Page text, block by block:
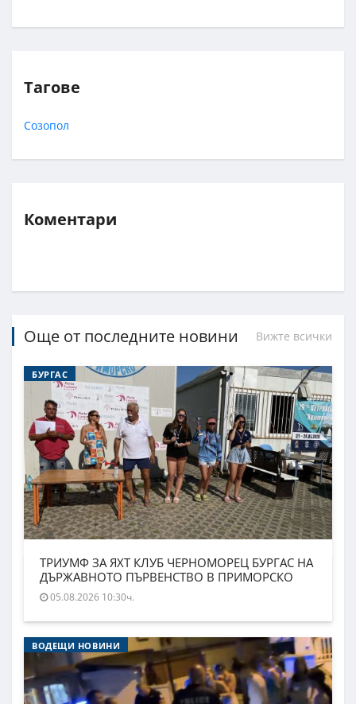
Тагове
Созопол
Коментари
Още от последните новини Вижте всички
БУРГАС
ТРИУМФ ЗА ЯХТ КЛУБ ЧЕРНОМОРЕЦ БУРГАС НА
ДЪРЖАВНОТО ПЪРВЕНСТВО В ПРИМОРСКО
05.08.2026 10:30ч.
ВОДЕЩИ НОВИНИ